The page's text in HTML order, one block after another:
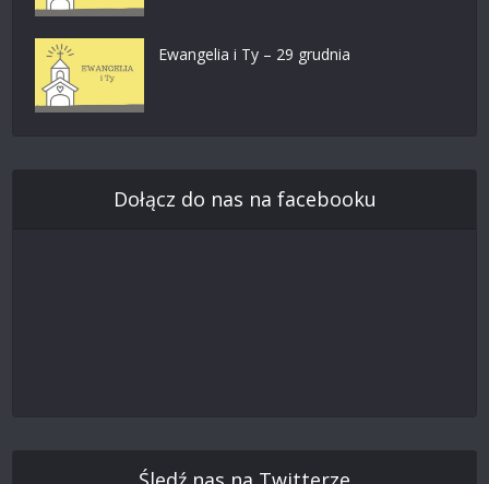
Ewangelia i Ty – 29 grudnia
Dołącz do nas na facebooku